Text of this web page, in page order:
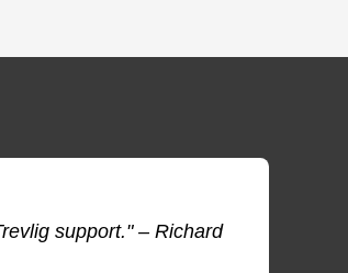
support." – Richard